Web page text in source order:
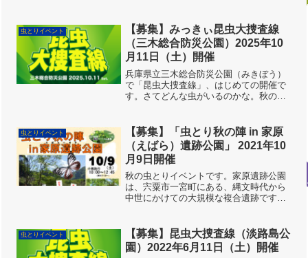
です。虫あみをもった子どもたちが、
続々とやってきます。わ...
虫とりイベント
【募集】みっきぃ昆虫大捜査線
（三木総合防災公園）2025年10
月11日（土）開催
兵庫県立三木総合防災公園（みきぼう）
で「昆虫大捜査線」、はじめての開催で
す。さてどんな虫がいるのかな。秋の一
ようす三木総合防災公園は、三木市志染
町にあります。面積...
虫とりイベント
【募集】「虫とり秋の陣 in 家原
（えばら）遺跡公園」 2021年10
月9日開催
秋の虫とりイベントです。家原遺跡公園
は、宍粟市一宮町にある、縄文時代から
中世にかけての大規模な複合遺跡です。
とりかも。揖保川の上流に位置し、周辺
は水田が多く、いろんな種...
虫とりイベント
【募集】昆虫大捜査線（淡路島公
園）2022年6月11日（土）開催